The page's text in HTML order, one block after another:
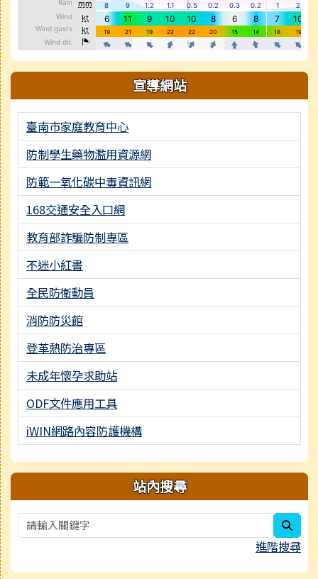
宣導網站
臺南市家庭教育中心
防制學生藥物濫用資源網
防範一氧化碳中毒資訊網
168交通安全入口網
教育部詐騙防制專區
不迷小紅書
全民防衛動員
消防防災館
登革熱防治專區
未成年懷孕求助站
ODF文件應用工具
iWIN網路內容防護機構
站內搜尋
進階搜尋